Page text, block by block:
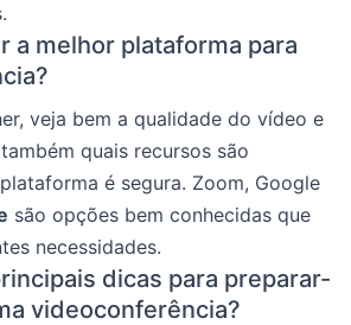
a melhor plataforma para
veja bem a qualidade do vídeo e
quais recursos são
é segura. Zoom, Google
são opções bem conhecidas que
necessidades.
dicas para preparar-
videoconferência?